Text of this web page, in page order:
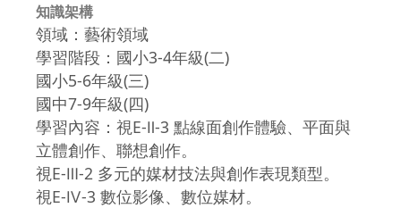
知識架構
領域：藝術領域
學習階段：國小3-4年級(二)
國小5-6年級(三)
國中7-9年級(四)
學習內容：視E-Ⅱ-3 點線面創作體驗、平面與
立體創作、聯想創作。
視E-Ⅲ-2 多元的媒材技法與創作表現類型。
視E-Ⅳ-3 數位影像、數位媒材。